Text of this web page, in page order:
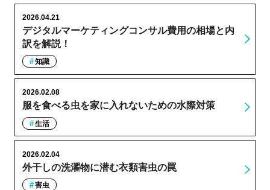
デジタルマーケティングコンサル費用の相場と内
訳を解説！
2026.04.21
知識
服を食べる虫を家に入れないための水際対策
2026.02.08
生活
外干しの洗濯物に潜む衣類害虫の罠
2026.02.04
害虫